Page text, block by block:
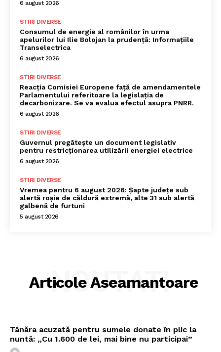
6 august 2026
STIRI DIVERSE
Consumul de energie al românilor în urma
apelurilor lui Ilie Bolojan la prudență: Informațiile
Transelectrica
6 august 2026
STIRI DIVERSE
Reacția Comisiei Europene față de amendamentele
Parlamentului referitoare la legislația de
decarbonizare. Se va evalua efectul asupra PNRR.
6 august 2026
STIRI DIVERSE
Guvernul pregătește un document legislativ
pentru restricționarea utilizării energiei electrice
6 august 2026
STIRI DIVERSE
Vremea pentru 6 august 2026: Șapte județe sub
alertă roșie de căldură extremă, alte 31 sub alertă
galbenă de furtuni
5 august 2026
Articole Aseamantoare
NOUTATI
Tânăra acuzată pentru sumele donate în plic la
nuntă: „Cu 1.600 de lei, mai bine nu participai”